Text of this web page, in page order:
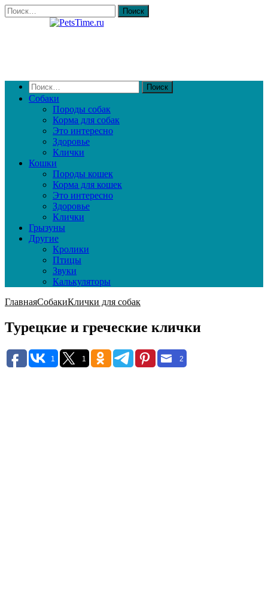
Собаки
Породы собак
Корма для собак
Это интересно
Здоровье
Клички
Кошки
Породы кошек
Корма для кошек
Это интересно
Здоровье
Клички
Грызуны
Другие
Кролики
Птицы
Звуки
Калькуляторы
ГлавнаяСобакиКлички для собак
Турецкие и греческие клички
1 1 2